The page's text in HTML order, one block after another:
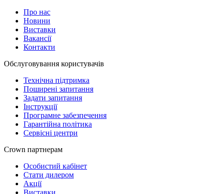
Про нас
Новини
Виставки
Вакансії
Контакти
Обслуговування користувачів
Технічна підтримка
Поширені запитання
Задати запитання
Інструкції
Програмне забезпечення
Гарантійна політика
Сервісні центри
Crown партнерам
Особистий кабінет
Стати дилером
Акції
Виставки